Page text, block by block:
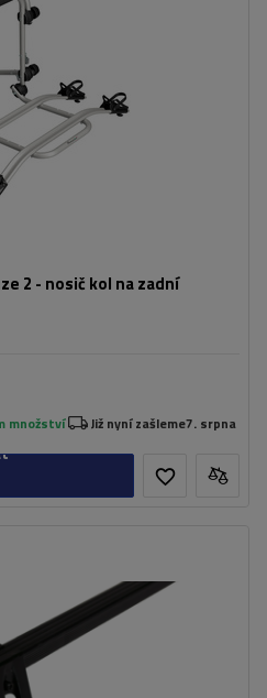
2 - nosič kol na zadní
konstrukce
množství Již nyní zašleme7. srpna